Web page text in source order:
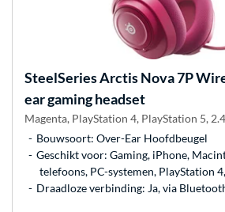
SteelSeriesArctis Nova 7P
ear gaming headset
Magenta, PlayStation 4, PlayStation 5,
Bouwsoort: Over-Ear Hoofdbeugel
Geschikt voor: Gaming, iPhone,
telefoons, PC-systemen, PlayStation
Draadloze verbinding: Ja, via